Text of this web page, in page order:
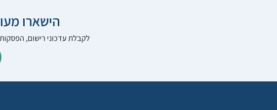
הישארו
לקבלת עדכוני רישום,